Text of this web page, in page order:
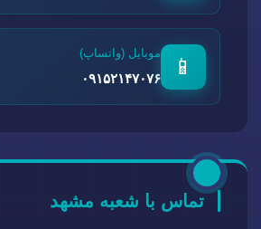
📱
موبایل (واتساپ)
۰۹۱۵۲۱۴۷۰۷۶
تماس با شعبه مشهد